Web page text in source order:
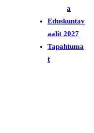
a
Eduskuntav
aalit 2027
Tapahtuma
t